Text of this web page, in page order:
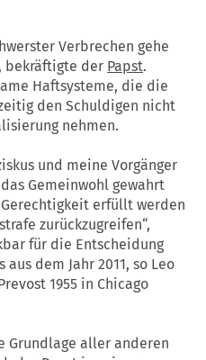
Verbrechen gehe
bekräftigte der Papst.
Haftsysteme, die die
den Schuldigen nicht
nehmen.
und meine Vorgänger
Gemeinwohl gewahrt
erfüllt werden
zurückzugreifen“,
für die Entscheidung
dem Jahr 2011, so Leo
1955 in Chicago
Grundlage aller anderen